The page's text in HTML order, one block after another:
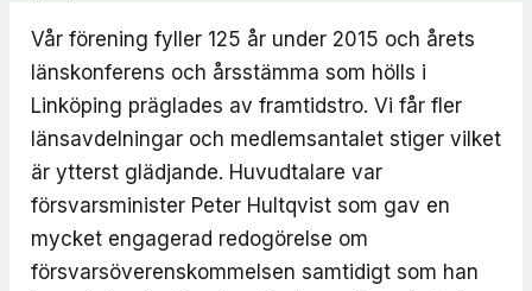
Vår förening fyller 125 år under 2015 och årets
länskonferens och årsstämma som hölls i
Linköping präglades av framtidstro. Vi får fler
länsavdelningar och medlemsantalet stiger vilket
är ytterst glädjande. Huvudtalare var
försvarsminister Peter Hultqvist som gav en
mycket engagerad redogörelse om
försvarsöverenskommelsen samtidigt som han